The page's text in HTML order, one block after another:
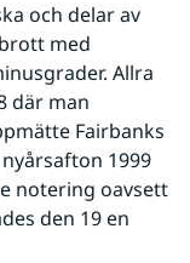
och delar av
med
Allra
där man
Fairbanks
1999
notering oavsett
den 19 en